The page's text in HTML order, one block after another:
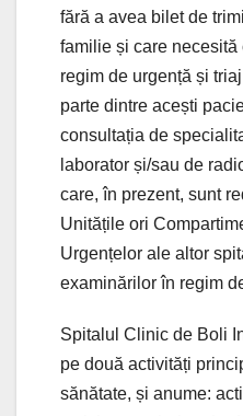
fără a avea bilet de
familie și care
regim de urgență și
parte dintre acești
consultația de
laborator și/sau de
care, în prezent, sunt
Unitățile ori
Urgențelor ale altor
examinărilor în regim
Spitalul Clinic de Boli
pe două activități
sănătate, și anume: